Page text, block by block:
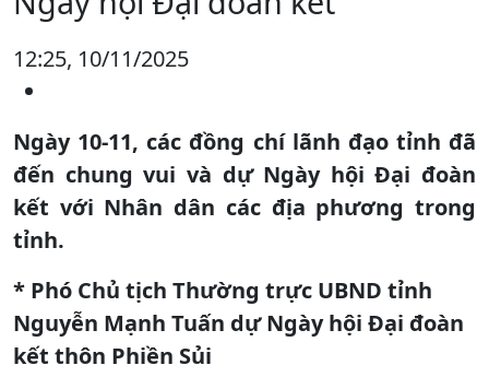
12:25, 10/11/2025
Ngày 10-11, các đồng chí lãnh đạo tỉnh đã
đến chung vui và dự Ngày hội Đại đoàn
kết với Nhân dân các địa phương trong
tỉnh.
* Phó Chủ tịch Thường trực UBND tỉnh
Nguyễn Mạnh Tuấn dự Ngày hội Đại đoàn
kết thôn Phiền Sủi